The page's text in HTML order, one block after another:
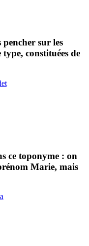
sur les
constituées de
ce toponyme : on
Marie, mais